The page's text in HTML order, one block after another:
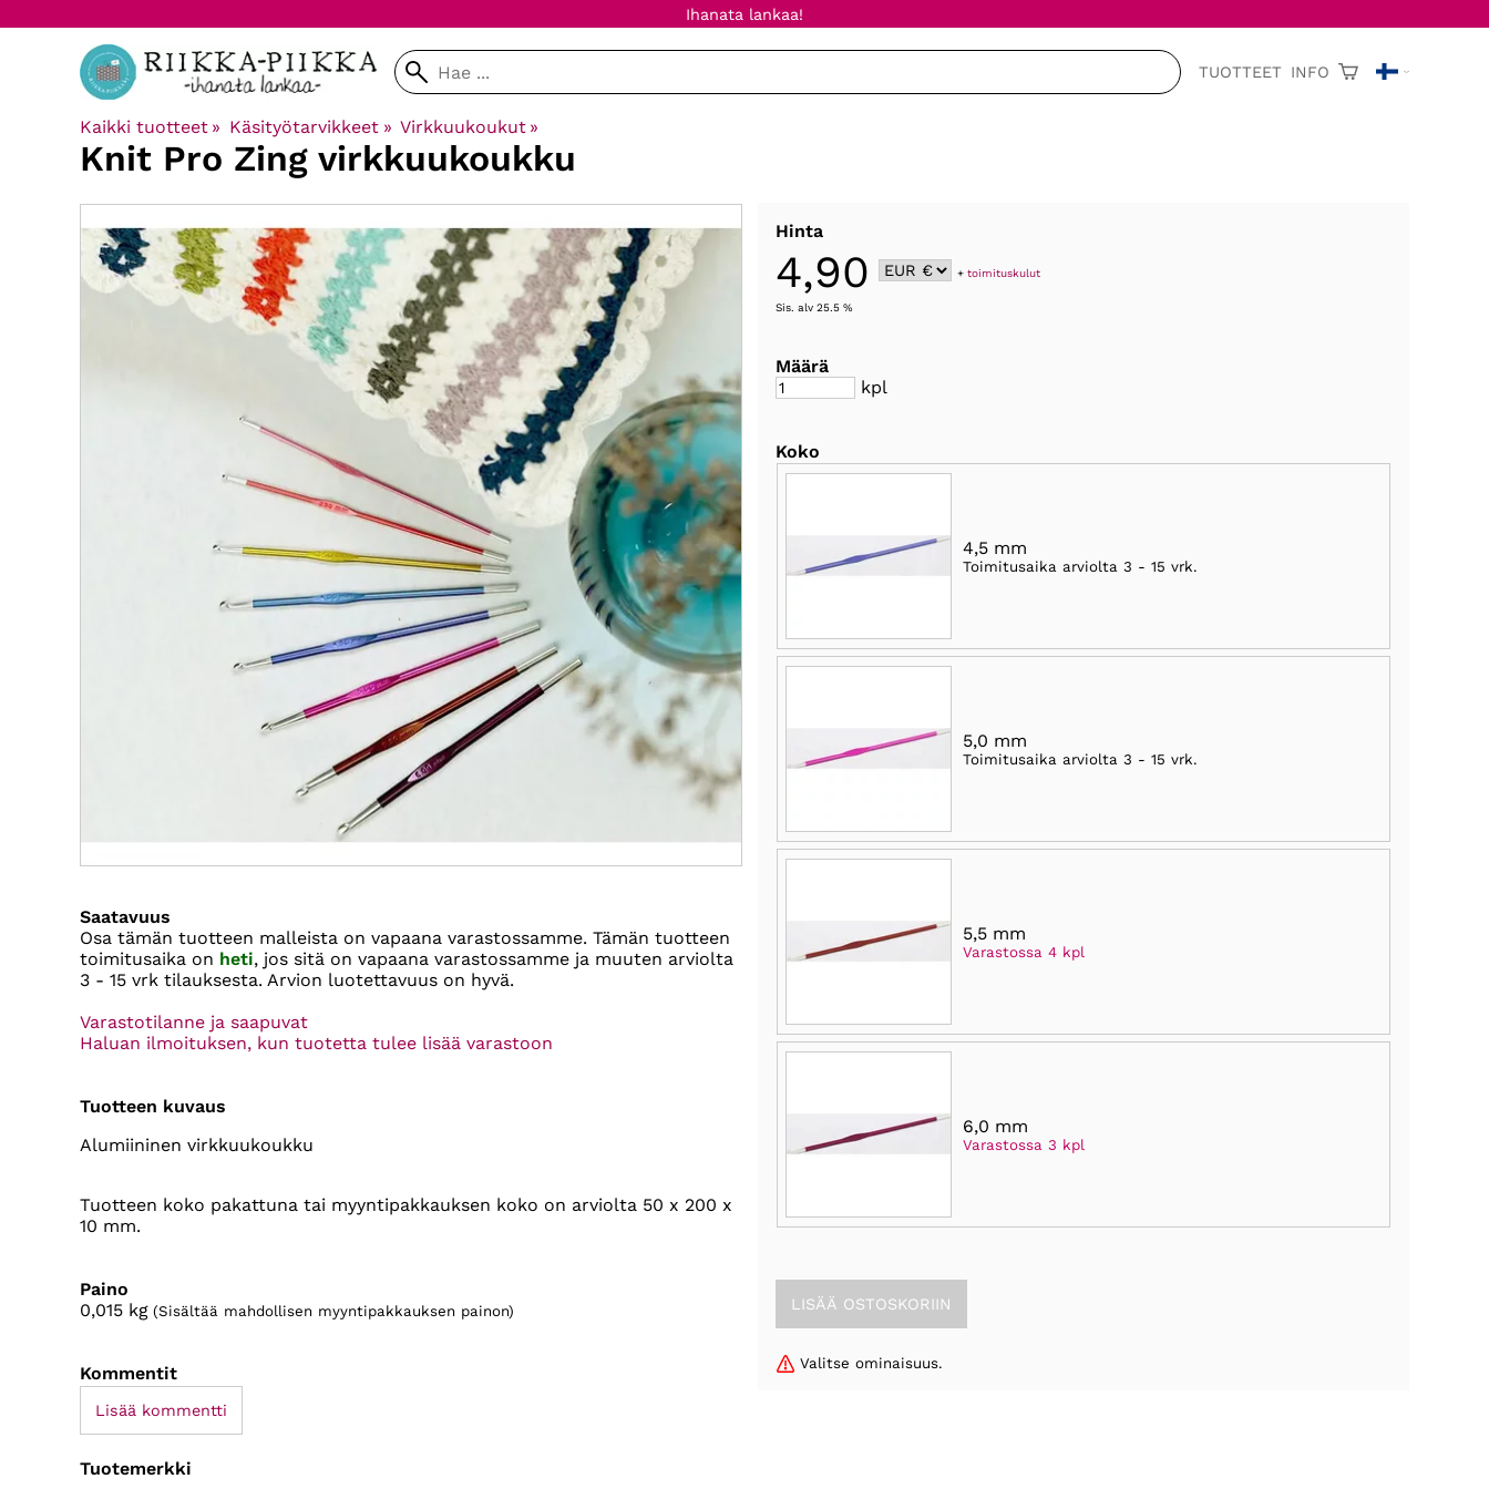
Ihanata lankaa!
TUOTTEET INFO
Kaikki tuotteet ‪» Käsityötarvikkeet ‪» Virkkuukoukut ‪»
Knit Pro Zing virkkuukoukku
Hinta
4,90 +toimituskulut
Sis. alv 25.5 %
Määrä
kpl
Koko
4,5 mm
Toimitusaika arviolta 3 - 15 vrk.
5,0 mm
Toimitusaika arviolta 3 - 15 vrk.
5,5 mm
Varastossa 4 kpl
6,0 mm
Varastossa 3 kpl
Valitse ominaisuus.
Saatavuus
Osa tämän tuotteen malleista on vapaana varastossamme. Tämän tuotteen
toimitusaika on heti, jos sitä on vapaana varastossamme ja muuten arviolta
3 - 15 vrk tilauksesta. Arvion luotettavuus on hyvä.
Varastotilanne ja saapuvat
Haluan ilmoituksen, kun tuotetta tulee lisää varastoon
Tuotteen kuvaus
Alumiininen virkkuukoukku
Tuotteen koko pakattuna tai myyntipakkauksen koko on arviolta 50 x 200 x
10 mm.
Paino
0,015 kg (Sisältää mahdollisen myyntipakkauksen painon)
Kommentit
Lisää kommentti
Tuotemerkki